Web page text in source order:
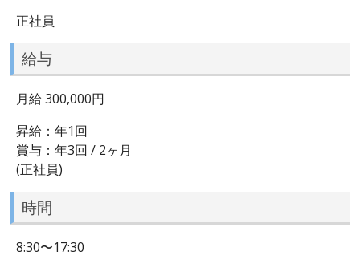
正社員
給与
月給 300,000円
昇給：年1回
賞与：年3回 / 2ヶ月
(正社員)
時間
8:30〜17:30